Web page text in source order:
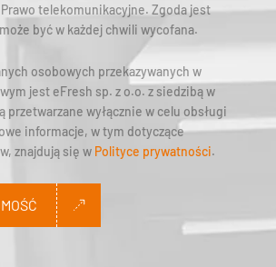
Prawo telekomunikacyjne. Zgoda jest
być w każdej chwili wycofana.
osobowych przekazywanych w
jest eFresh sp. z o.o. z siedzibą w
przetwarzane wyłącznie w celu obsługi
informacje, w tym dotyczące
znajdują się w Polityce prywatności.